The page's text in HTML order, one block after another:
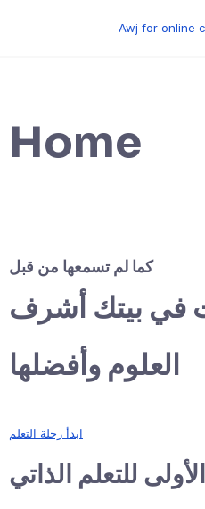
Awj for online
Home
كما لم تسمعها من قبل
في بيتك أشرف
العلوم وأفضلها
ابدأ رحلة التعلم
للتعلم الذاتي